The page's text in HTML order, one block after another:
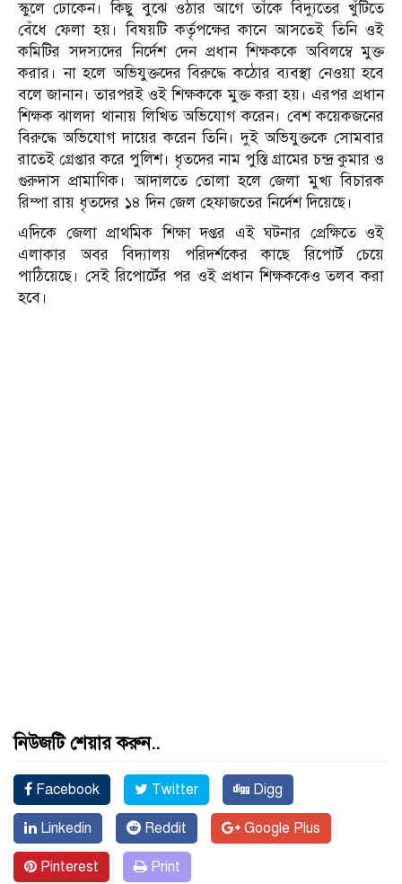
স্কুলে ঢোকেন। কিছু বুঝে ওঠার আগে তাঁকে বিদ্যুতের খুঁটিতে
বেঁধে ফেলা হয়। বিষয়টি কর্তৃপক্ষের কানে আসতেই তিনি ওই
কমিটির সদস্যদের নির্দেশ দেন প্রধান শিক্ষককে অবিলম্বে মুক্ত
করার। না হলে অভিযুক্তদের বিরুদ্ধে কঠোর ব্যবস্থা নেওয়া হবে
বলে জানান। তারপরই ওই শিক্ষককে মুক্ত করা হয়। এরপর প্রধান
শিক্ষক ঝালদা থানায় লিখিত অভিযোগ করেন। বেশ কয়েকজনের
বিরুদ্ধে অভিযোগ দায়ের করেন তিনি। দুই অভিযুক্তকে সোমবার
রাতেই গ্রেপ্তার করে পুলিশ। ধৃতদের নাম পুস্তি গ্রামের চন্দ্র কুমার ও
গুরুদাস প্রামাণিক। আদালতে তোলা হলে জেলা মুখ্য বিচারক
রিম্পা রায় ধৃতদের ১৪ দিন জেল হেফাজতের নির্দেশ দিয়েছে।
এদিকে জেলা প্রাথমিক শিক্ষা দপ্তর এই ঘটনার প্রেক্ষিতে ওই
এলাকার অবর বিদ্যালয় পরিদর্শকের কাছে রিপোর্ট চেয়ে
পাঠিয়েছে। সেই রিপোর্টের পর ওই প্রধান শিক্ষককেও তলব করা
হবে।
নিউজটি শেয়ার করুন..
Facebook Twitter Digg
Linkedin Reddit Google Plus
Pinterest Print